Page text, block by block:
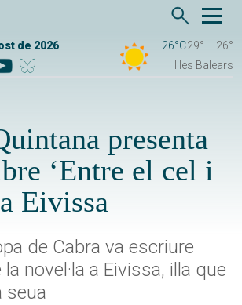
de 2026 26°C29°
26°
Illes Balears
presenta
‘Entre el cel i
Eivissa
de Cabra va escriure
novel·la a Eivissa, illa que
seua